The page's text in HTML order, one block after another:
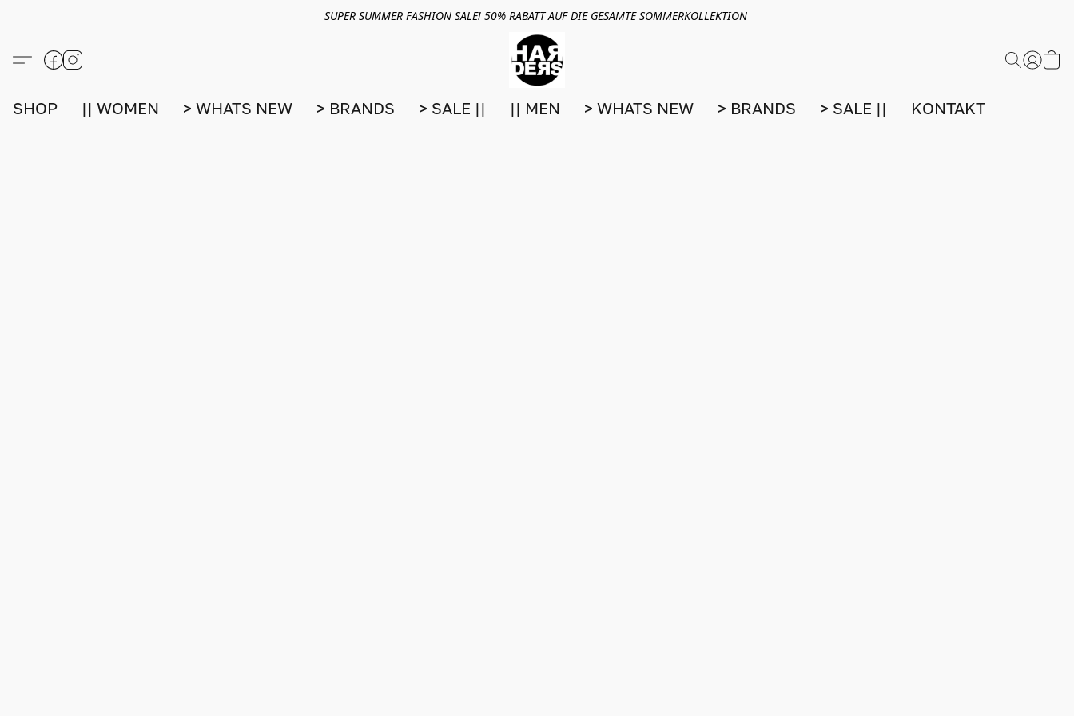
SUPER SUMMER FASHION SALE! 50% RABATT AUF DIE GESAMTE SOMMERKOLLEKTION
SHOP || WOMEN > WHATS NEW > BRANDS > SALE || || MEN > WHATS NEW > BRANDS > SALE || KONTAKT